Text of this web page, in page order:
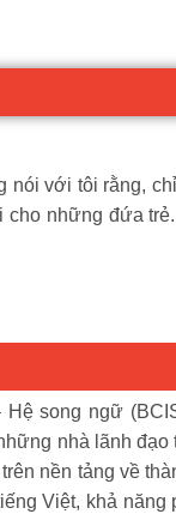
nói với tôi rằng,
những đứa
song ngữ
nhà lãnh
nền tảng về
Việt, khả năng